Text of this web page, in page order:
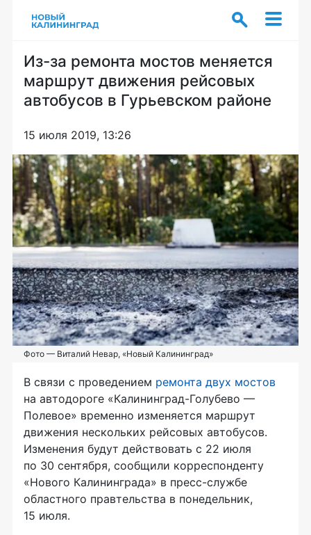
Из-за ремонта мостов меняется
маршрут движения рейсовых
автобусов в Гурьевском районе
15 июля 2019, 13:26
Фото — Виталий Невар, «Новый Калининград»
В связи с проведением ремонта двух мостов
на автодороге «Калининград-Голубево —
Полевое» временно изменяется маршрут
движения нескольких рейсовых автобусов.
Изменения будут действовать с 22 июля
по 30 сентября, сообщили корреспонденту
«Нового Калининграда» в пресс-службе
областного правтельства в понедельник,
15 июля.